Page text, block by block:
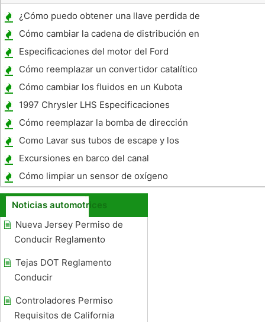
¿Cómo puedo obtener una llave perdida de
un Dodge Van 1987 ?
Cómo cambiar la cadena de distribución en
un Toyota Pickup 1993
Especificaciones del motor del Ford
Mondeo 2.3 Litros
Cómo reemplazar un convertidor catalítico
en un Ford Escape
Cómo cambiar los fluidos en un Kubota
B7200
1997 Chrysler LHS Especificaciones
Cómo reemplazar la bomba de dirección
asistida en un Cobalt
Como Lavar sus tubos de escape y los
protegen de Rust
Excursiones en barco del canal
independiente en Europa
Cómo limpiar un sensor de oxígeno
Silverado
Noticias automotrices
Nueva Jersey Permiso de
Conducir Reglamento
Tejas DOT Reglamento
Conducir
Controladores Permiso
Requisitos de California